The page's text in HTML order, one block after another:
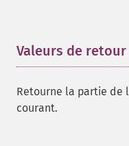
Valeurs de retour
Retourne la partie de
courant.